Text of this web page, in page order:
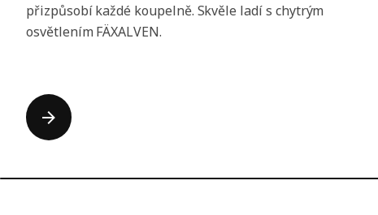
přizpůsobí každé koupelně. Skvěle ladí s chytrým
osvětlením FÄXALVEN.